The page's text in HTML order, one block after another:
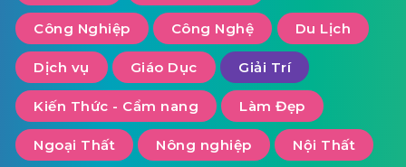
Công Nghiệp Công Nghệ Du Lịch
Dịch vụ Giáo Dục Giải Trí
Kiến Thức - Cẩm nang Làm Đẹp
Ngoại Thất Nông nghiệp Nội Thất